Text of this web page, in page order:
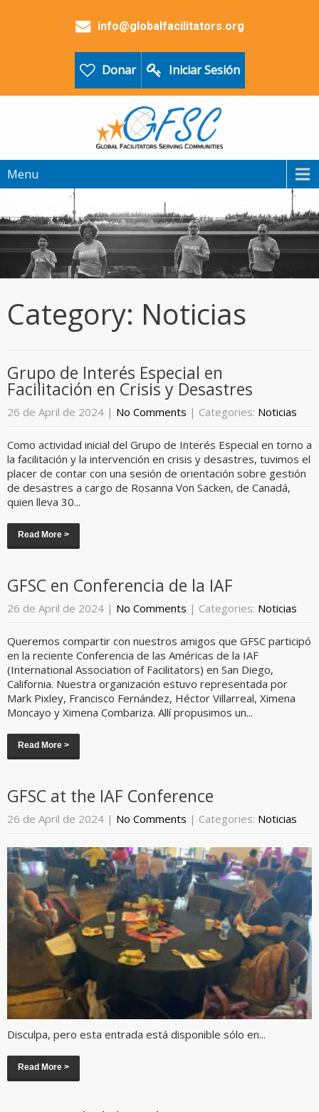
info@globalfacilitators.org
Donar Iniciar Sesión
Menu
Category: Noticias
Grupo de Interés Especial en
Facilitación en Crisis y Desastres
26 de April de 2024 | No Comments | Categories: Noticias
Como actividad inicial del Grupo de Interés Especial en torno a
la facilitación y la intervención en crisis y desastres, tuvimos el
placer de contar con una sesión de orientación sobre gestión
de desastres a cargo de Rosanna Von Sacken, de Canadá,
quien lleva 30...
Read More >
GFSC en Conferencia de la IAF
26 de April de 2024 | No Comments | Categories: Noticias
Queremos compartir con nuestros amigos que GFSC participó
en la reciente Conferencia de las Américas de la IAF
(International Association of Facilitators) en San Diego,
California. Nuestra organización estuvo representada por
Mark Pixley, Francisco Fernández, Héctor Villarreal, Ximena
Moncayo y Ximena Combariza. Allí propusimos un...
Read More >
GFSC at the IAF Conference
26 de April de 2024 | No Comments | Categories: Noticias
Disculpa, pero esta entrada está disponible sólo en...
Read More >